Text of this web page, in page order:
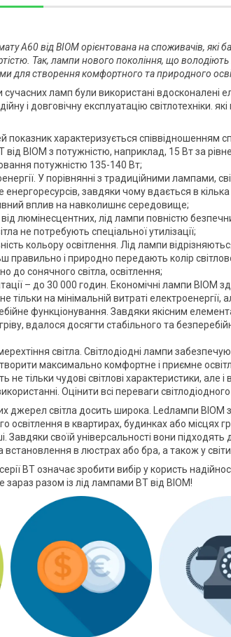
А60 від BIOM орієнтована на споживачів, які
Так, лампи нового покоління, що володіють
для створення комфортного та природного
сучасних ламп були використані
і довговічну експлуатацію світлотехніки.
показник характеризується співвідношенням
від BIOM з потужністю, наприклад, 15 Вт за
потужністю 135-140 Вт;
У порівнянні з традиційними лампами,
завдяки чому вдається в
вплив на навколишнє середовище;
від люмінесцентних, лід лампи повністю
не потребують спеціальної утилізації;
кольору освітлення. Лід лампи
правильно і природно передають колір
до сонячного світла, освітлення;
– до 30 000 годин. Економічні лампи BIOM
на мінімальній витраті електроенергії,
функціонування. Завдяки якісним
вдалося досягти стабільного та
світла. Світлодіодні лампи
максимально комфортне і приємне
тільки чудові світлові характеристики, але і
Оцінити всі переваги
джерел світла досить широка. Ledлампи BIOM
освітлення в квартирах, будинках або місцях
Завдяки своїй універсальності вони підходять
встановлення в люстрах або бра, а також у
ВТ означає зробити вибір у користь
разом із лід лампами ВТ від BIOM!